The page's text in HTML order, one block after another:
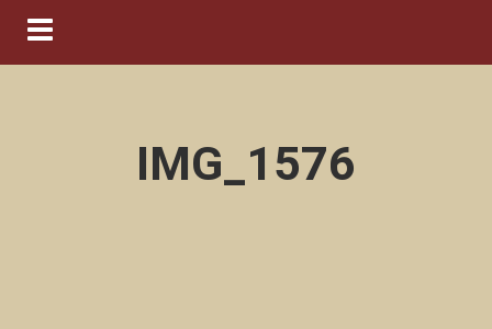
Navigation ein-/ausblenden
IMG_1576